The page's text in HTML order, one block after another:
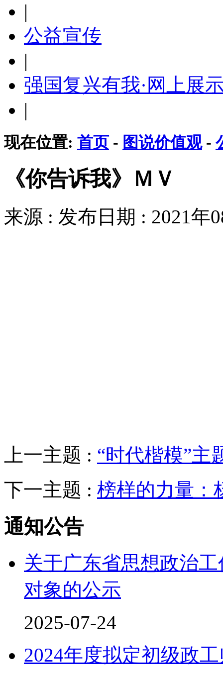
|
公益宣传
|
强国复兴有我·网上展
|
现在位置: 首页 - 图说价值观-
《你告诉我》ＭＶ
来源 : 发布日期 : 2021年
上一主题 : “时代楷模”主
下一主题 : 榜样的力量：
通知公告
关于广东省思想政治
对象的公示
2025-07-24
2024年度拟定初级政